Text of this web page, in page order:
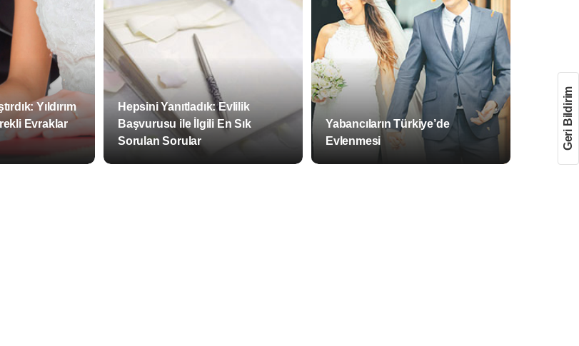
Yıldırım
Evraklar
Hepsini Yanıtladık: Evlilik
Başvurusu ile İlgili En Sık
Sorulan Sorular
Yabancıların Türkiye’de
Evlenmesi
Geri Bildirim